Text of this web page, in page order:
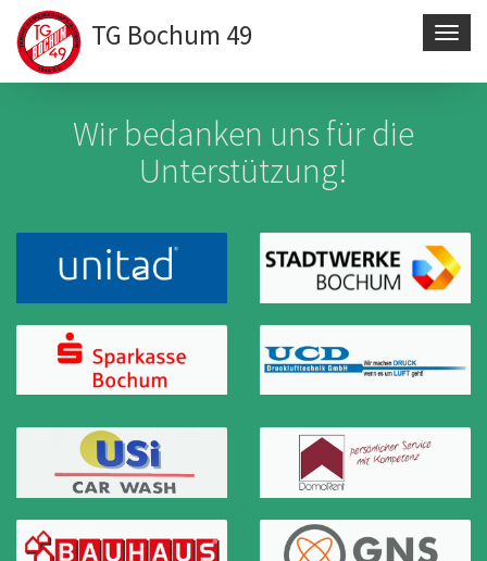
TG Bochum 49
Wir bedanken uns für die
Unterstützung!